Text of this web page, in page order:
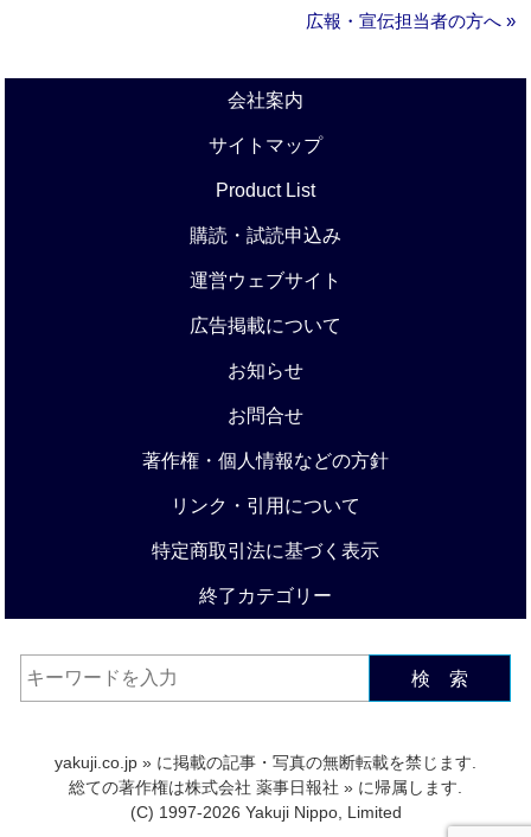
広報・宣伝担当者の方へ »
会社案内
サイトマップ
Product List
購読・試読申込み
運営ウェブサイト
広告掲載について
お知らせ
お問合せ
著作権・個人情報などの方針
リンク・引用について
特定商取引法に基づく表示
終了カテゴリー
検 索
yakuji.co.jp » に掲載の記事・写真の無断転載を禁じます.
総ての著作権は株式会社 薬事日報社 » に帰属します.
(C) 1997-2026 Yakuji Nippo, Limited